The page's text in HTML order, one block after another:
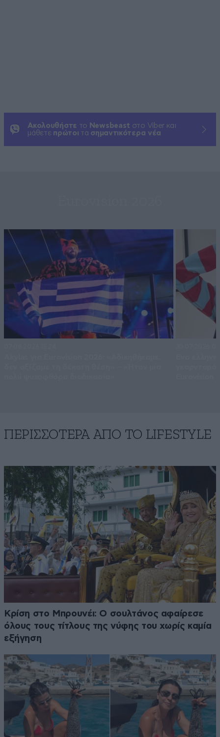
Ακολουθήστε το Newsbeast στο Viber και
μάθετε πρώτοι τα σημαντικότερα νέα
ΠΕΡΙΣΣΟΤΕΡΑ ΑΠΟ ΤΟ LIFESTYLE
Κρίση στο Μπρουνέι: Ο σουλτάνος αφαίρεσε
όλους τους τίτλους της νύφης του χωρίς καμία
εξήγηση